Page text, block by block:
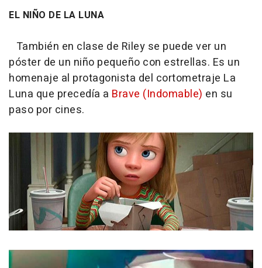
EL NIÑO DE LA LUNA
También en clase de Riley se puede ver un
póster de un niño pequeño con estrellas. Es un
homenaje al protagonista del cortometraje La
Luna que precedía a Brave (Indomable) en su
paso por cines.